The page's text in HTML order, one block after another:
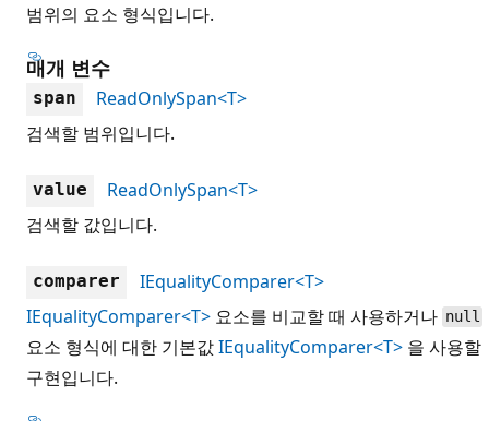
범위의 요소 형식입니다.
매개 변수
span
ReadOnlySpan<T>
검색할 범위입니다.
value
ReadOnlySpan<T>
검색할 값입니다.
comparer
IEqualityComparer<T>
IEqualityComparer<T> 요소를 비교할 때 사용하거나 null
요소 형식에 대한 기본값IEqualityComparer<T> 을 사용할
구현입니다.